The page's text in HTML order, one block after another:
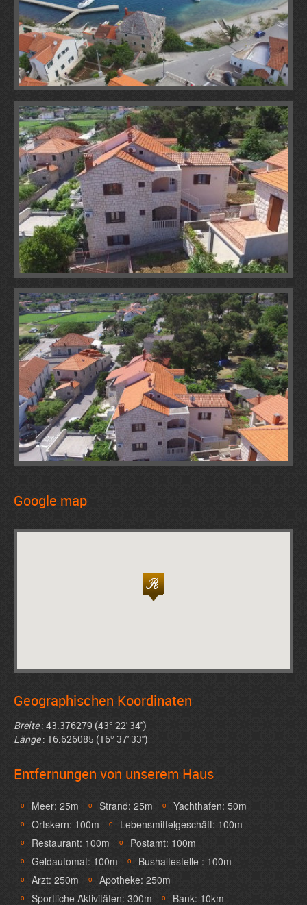
Google map
Geographischen Koordinaten
Breite: 43.376279 (43° 22' 34'')
Länge: 16.626085 (16° 37' 33'')
Entfernungen von unserem Haus
Meer: 25m Strand: 25m
Yachthafen: 50m
Ortskern: 100m
Lebensmittelgeschäft: 100m
Restaurant: 100m
Postamt: 100m
Geldautomat: 100m
Bushaltestelle : 100m
Arzt: 250m
Apotheke: 250m
Sportliche Aktivitäten: 300m
Bank: 10km